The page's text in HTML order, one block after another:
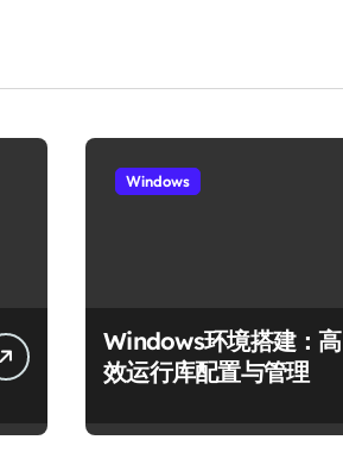
Windows
Windows环境搭建：高
效运行库配置与管理